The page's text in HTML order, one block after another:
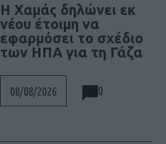
Η Χαμάς δηλώνει εκ
νέου έτοιμη να
εφαρμόσει το σχέδιο
των ΗΠΑ για τη Γάζα
08/08/2026 0